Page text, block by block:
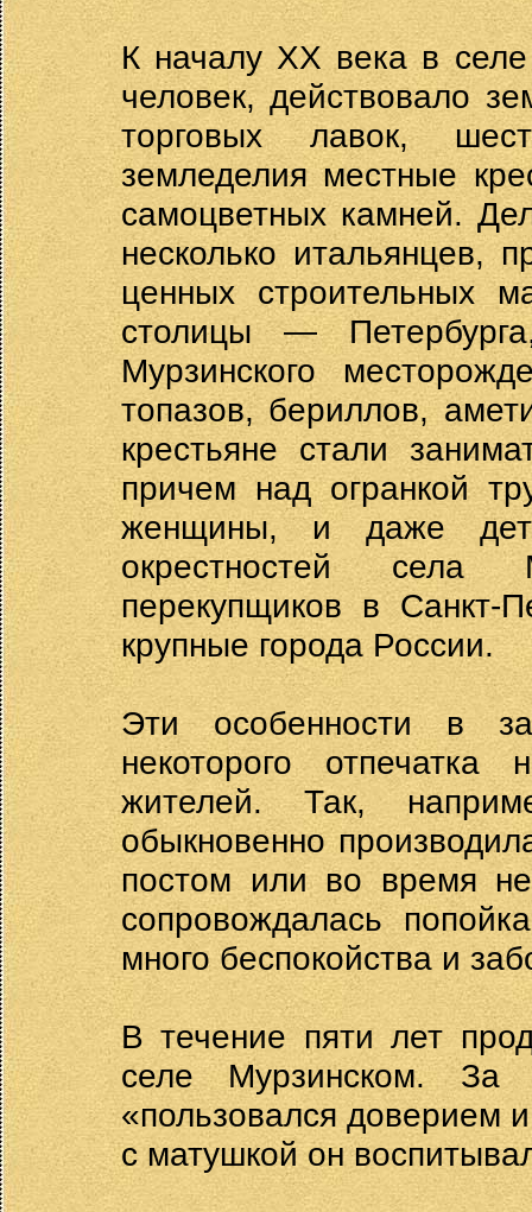
К началу ХХ века в
человек, действовало
торговых лавок,
земледелия местные
самоцветных камней.
несколько итальянцев,
ценных строительных
столицы —
Мурзинского
топазов, бериллов,
крестьяне стали
причем над огранкой
женщины, и даже
окрестностей села
перекупщиков в Санкт-
крупные города России.
Эти особенности в
некоторого
жителей. Так,
обыкновенно
постом или во время
сопровождалась
много беспокойства и
В течение пяти лет
селе Мурзинском. За
«пользовался доверием
с матушкой он